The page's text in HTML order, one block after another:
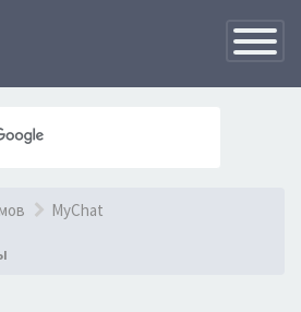
MyChat